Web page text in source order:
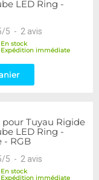
LED Ring -
/5 - 2 avis
En stock
Expédition immédiate
pour Tuyau Rigide
LED Ring -
- RGB
/5 - 2 avis
En stock
Expédition immédiate